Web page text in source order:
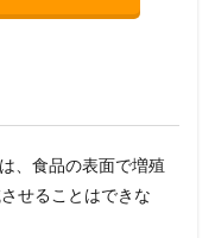
、食品の表面で増殖
せることはできな